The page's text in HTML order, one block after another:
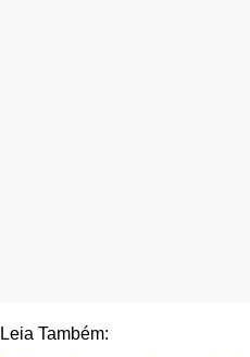
Leia Também: